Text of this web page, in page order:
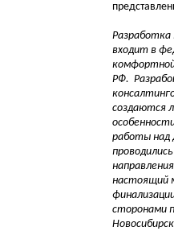
входит в
РФ.
создаются
работы над
настоящий
сторонами